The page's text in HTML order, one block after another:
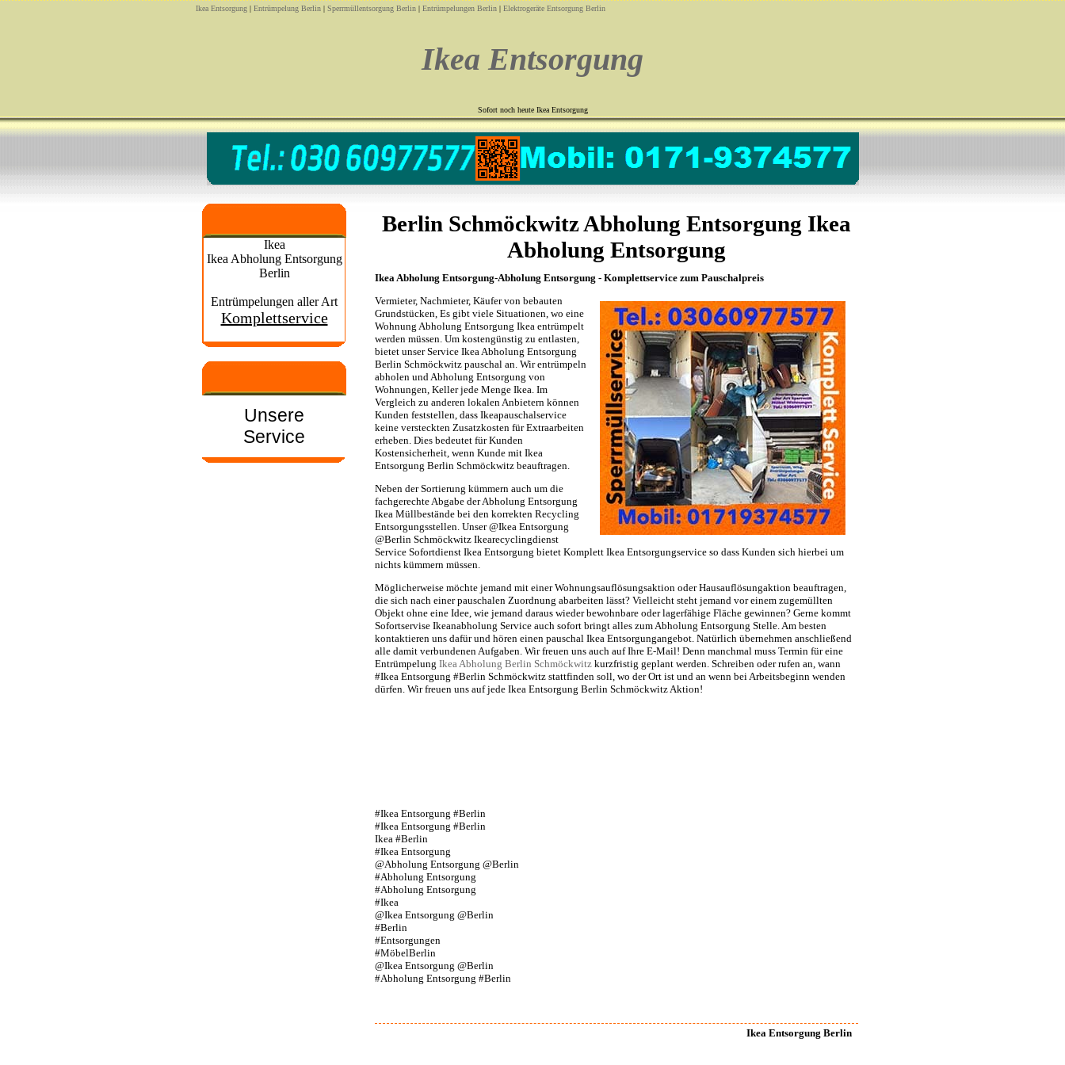
Ikea Entsorgung | Entrümpelung Berlin | Sperrmüllentsorgung Berlin | Entrümpelungen Berlin | Elektrogeräte Entsorgung Berlin
Ikea Entsorgung
Sofort noch heute Ikea Entsorgung
Ikea
Ikea Abholung Entsorgung
Berlin
Entrümpelungen aller Art
Komplettservice
Unsere
Service
Berlin Schmöckwitz Abholung Entsorgung Ikea
Abholung Entsorgung
Ikea Abholung Entsorgung-Abholung Entsorgung - Komplettservice zum Pauschalpreis
Vermieter, Nachmieter, Käufer von bebauten
Grundstücken, Es gibt viele Situationen, wo eine
Wohnung Abholung Entsorgung Ikea entrümpelt
werden müssen. Um kostengünstig zu entlasten,
bietet unser Service Ikea Abholung Entsorgung
Berlin Schmöckwitz pauschal an. Wir entrümpeln
abholen und Abholung Entsorgung von
Wohnungen, Keller jede Menge Ikea. Im
Vergleich zu anderen lokalen Anbietern können
Kunden feststellen, dass Ikeapauschalservice
keine versteckten Zusatzkosten für Extraarbeiten
erheben. Dies bedeutet für Kunden
Kostensicherheit, wenn Kunde mit Ikea
Entsorgung Berlin Schmöckwitz beauftragen.
Neben der Sortierung kümmern auch um die
fachgerechte Abgabe der Abholung Entsorgung
Ikea Müllbestände bei den korrekten Recycling
Entsorgungsstellen. Unser @Ikea Entsorgung
@Berlin Schmöckwitz Ikearecyclingdienst
Service Sofortdienst Ikea Entsorgung bietet Komplett Ikea Entsorgungservice so dass Kunden sich hierbei um
nichts kümmern müssen.
Möglicherweise möchte jemand mit einer Wohnungsauflösungsaktion oder Hausauflösungaktion beauftragen,
die sich nach einer pauschalen Zuordnung abarbeiten lässt? Vielleicht steht jemand vor einem zugemüllten
Objekt ohne eine Idee, wie jemand daraus wieder bewohnbare oder lagerfähige Fläche gewinnen? Gerne kommt
Sofortservise Ikeanabholung Service auch sofort bringt alles zum Abholung Entsorgung Stelle. Am besten
kontaktieren uns dafür und hören einen pauschal Ikea Entsorgungangebot. Natürlich übernehmen anschließend
alle damit verbundenen Aufgaben. Wir freuen uns auch auf Ihre E-Mail! Denn manchmal muss Termin für eine
Entrümpelung Ikea Abholung Berlin Schmöckwitz kurzfristig geplant werden. Schreiben oder rufen an, wann
#Ikea Entsorgung #Berlin Schmöckwitz stattfinden soll, wo der Ort ist und an wenn bei Arbeitsbeginn wenden
dürfen. Wir freuen uns auf jede Ikea Entsorgung Berlin Schmöckwitz Aktion!
#Ikea Entsorgung #Berlin
#Ikea Entsorgung #Berlin
Ikea #Berlin
#Ikea Entsorgung
@Abholung Entsorgung @Berlin
#Abholung Entsorgung
#Abholung Entsorgung
#Ikea
@Ikea Entsorgung @Berlin
#Berlin
#Entsorgungen
#MöbelBerlin
@Ikea Entsorgung @Berlin
#Abholung Entsorgung #Berlin
Ikea Entsorgung Berlin